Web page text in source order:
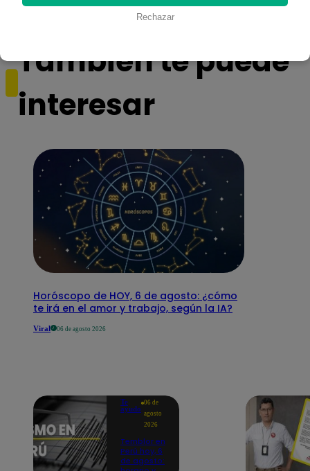
También te puede
interesar
Horóscopo de HOY, 6 de agosto: ¿cómo
te irá en el amor y trabajo, según la IA?
Viral 06 de agosto 2026
Te
ayudo
06 de
agosto
2026
Temblor en
Perú hoy, 6
de agosto:
Rechazar